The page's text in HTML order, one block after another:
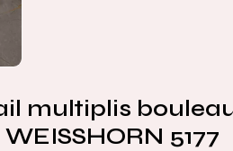
multiplis
5177